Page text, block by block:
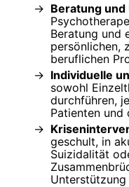
Beratung
Beratung und
persönlichen,
beruflichen
Individuelle
sowohl
durchführen,
Patienten und
geschult, in
Suizidalität